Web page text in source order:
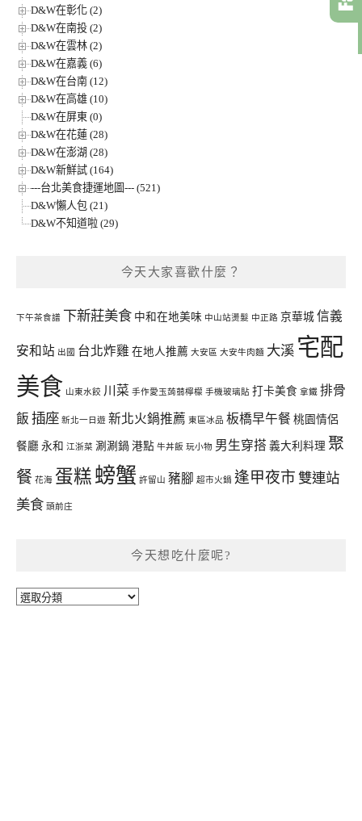
D&W在彰化 (2)
D&W在南投 (2)
D&W在雲林 (2)
D&W在嘉義 (6)
D&W在台南 (12)
D&W在高雄 (10)
D&W在屏東 (0)
D&W在花蓮 (28)
D&W在澎湖 (28)
D&W新鮮試 (164)
---台北美食捷運地圖--- (521)
D&W懶人包 (21)
D&W不知道啦 (29)
今天大家喜歡什麼？
下午茶食譜 下新莊美食 中和在地美味 中山站燙髮 中正路 京華城 信義
安和站 出國 台北炸雞 在地人推薦 大安區 大安牛肉麵 大溪 宅配
美食 山東水餃 川菜 手作愛玉蒟蒻檸檬 手機玻璃貼 打卡美食 拿鐵 排骨
飯 插座 新北一日遊 新北火鍋推薦 東區冰品 板橋早午餐 桃園情侶
餐廳 永和 江浙菜 涮涮鍋 港點 牛丼飯 玩小物 男生穿搭 義大利料理 聚
餐 花海 蛋糕 螃蟹 許留山 豬腳 超市火鍋 逢甲夜市 雙連站
美食 頭前庄
今天想吃什麼呢?
今